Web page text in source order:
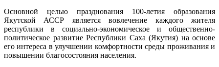
Основной целью празднования 100-летия образования
Якутской АССР является вовлечение каждого жителя
республики в социально-экономическое и общественно-
политическое развитие Республики Саха (Якутия) на основе
его интереса в улучшении комфортности среды проживания и
повышении благосостояния населения.